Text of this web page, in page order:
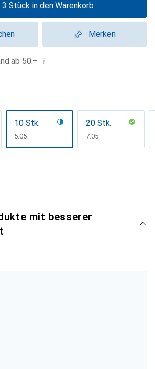
3 Stück in den Warenkorb
Merken
ab 50.– i
10 Stk.
CHF
5.05
20 Stk.
CHF
7.05
mit besserer